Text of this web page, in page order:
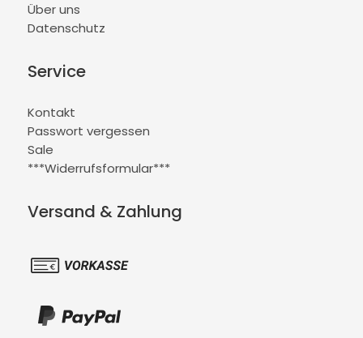
Über uns
Datenschutz
Service
Kontakt
Passwort vergessen
Sale
***Widerrufsformular***
Versand & Zahlung